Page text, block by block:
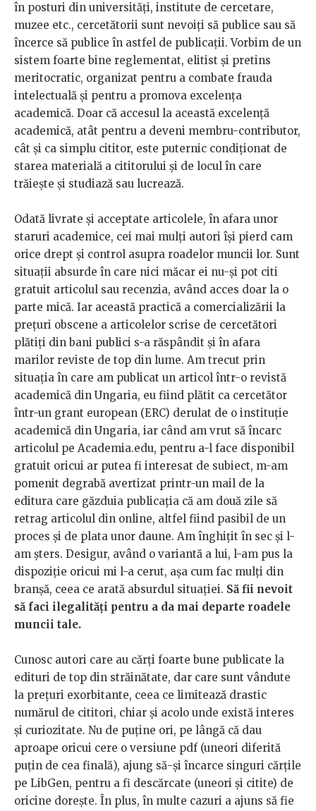
în posturi din universități, institute de cercetare,
muzee etc., cercetătorii sunt nevoiți să publice sau să
încerce să publice în astfel de publicații. Vorbim de un
sistem foarte bine reglementat, elitist și pretins
meritocratic, organizat pentru a combate frauda
intelectuală și pentru a promova excelența
academică. Doar că accesul la această excelență
academică, atât pentru a deveni membru-contributor,
cât și ca simplu cititor, este puternic condiționat de
starea materială a cititorului și de locul în care
trăiește și studiază sau lucrează.
Odată livrate și acceptate articolele, în afara unor
staruri academice, cei mai mulți autori își pierd cam
orice drept și control asupra roadelor muncii lor. Sunt
situații absurde în care nici măcar ei nu-și pot citi
gratuit articolul sau recenzia, având acces doar la o
parte mică. Iar această practică a comercializării la
prețuri obscene a articolelor scrise de cercetători
plătiți din bani publici s-a răspândit și în afara
marilor reviste de top din lume. Am trecut prin
situația în care am publicat un articol într-o revistă
academică din Ungaria, eu fiind plătit ca cercetător
într-un grant european (ERC) derulat de o instituție
academică din Ungaria, iar când am vrut să încarc
articolul pe Academia.edu, pentru a-l face disponibil
gratuit oricui ar putea fi interesat de subiect, m-am
pomenit degrabă avertizat printr-un mail de la
editura care găzduia publicația că am două zile să
retrag articolul din online, altfel fiind pasibil de un
proces și de plata unor daune. Am înghițit în sec și l-
am șters. Desigur, având o variantă a lui, l-am pus la
dispoziție oricui mi l-a cerut, așa cum fac mulți din
branșă, ceea ce arată absurdul situației. Să fii nevoit
să faci ilegalități pentru a da mai departe roadele
muncii tale.
Cunosc autori care au cărți foarte bune publicate la
edituri de top din străinătate, dar care sunt vândute
la prețuri exorbitante, ceea ce limitează drastic
numărul de cititori, chiar și acolo unde există interes
și curiozitate. Nu de puține ori, pe lângă că dau
aproape oricui cere o versiune pdf (uneori diferită
puțin de cea finală), ajung să-și încarce singuri cărțile
pe LibGen, pentru a fi descărcate (uneori și citite) de
oricine dorește. În plus, în multe cazuri a ajuns să fie